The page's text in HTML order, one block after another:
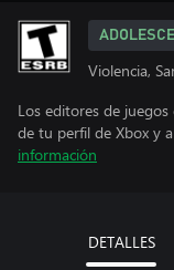
Violencia,
Los editores de
de tu perfil de Xbox y
información
DETALLES